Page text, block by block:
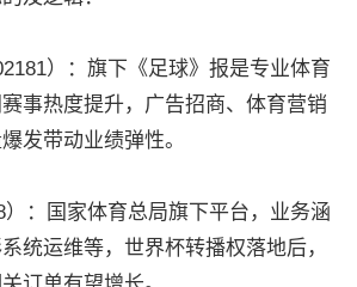
）：旗下《足球》报是专业体育
事热度提升，广告招商、体育营销
发带动业绩弹性。
）：国家体育总局旗下平台，业务涵
统运维等，世界杯转播权落地后，